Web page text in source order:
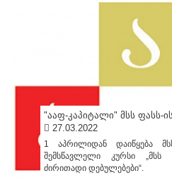
"ააფ-კაპიტალი" მსს ფასს-
27.03.2022
1 აპრილიდან დაიწყება
შემსწავლელი კურსი „მსს
ძირითადი დებულებები“.